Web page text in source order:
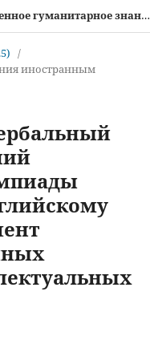
Исследования языка и современное гуманитарное знание
/
иностранным